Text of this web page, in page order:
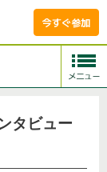
今すぐ参加
タビュー